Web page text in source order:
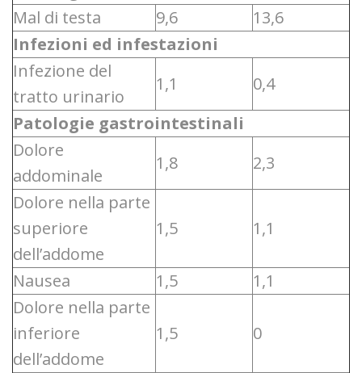
Mal di testa
9,6
13,6
Infezioni ed infestazioni
Infezione del
tratto urinario
1,1
0,4
Patologie gastrointestinali
Dolore
addominale
1,8
2,3
Dolore nella parte
superiore
dell’addome
1,5 1,1
Nausea 1,5
1,1
Dolore nella parte
inferiore
dell’addome
1,5 0